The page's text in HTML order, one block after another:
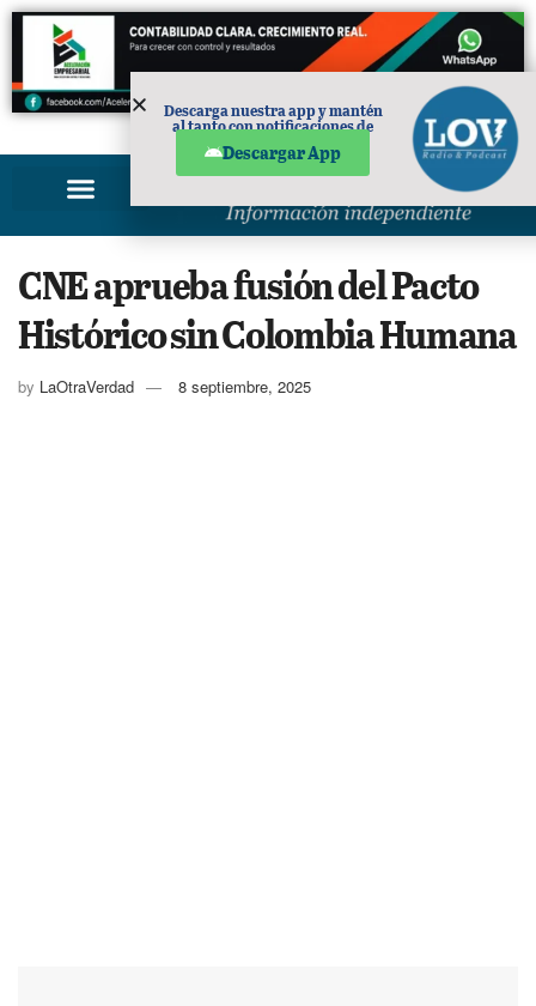
PUBLICIDAD
CNE aprueba fusión del Pacto
Histórico sin Colombia Humana
by LaOtraVerdad 8 septiembre, 2025
Descarga nuestra app y mantén
al tanto con notificaciones de
Descargar App